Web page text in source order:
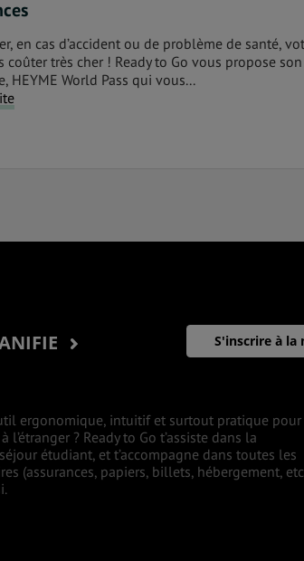
en cas d’accident ou de problème de santé,
coûter très cher ! Ready to Go vous propose son
HEYME World Pass qui vous...
S'inscrire à la
ergonomique, intuitif et surtout pratique pour
l’étranger ? Ready to Go t’assiste dans la
étudiant, et t’accompagne dans toutes les
(assurances, papiers, billets, hébergement,